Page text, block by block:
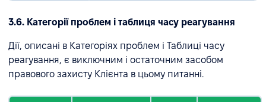
3.6. Категорії проблем і таблиця часу реагування
Дії, описані в Категоріях проблем і Таблиці часу
реагування, є виключним і остаточним засобом
правового захисту Клієнта в цьому питанні.